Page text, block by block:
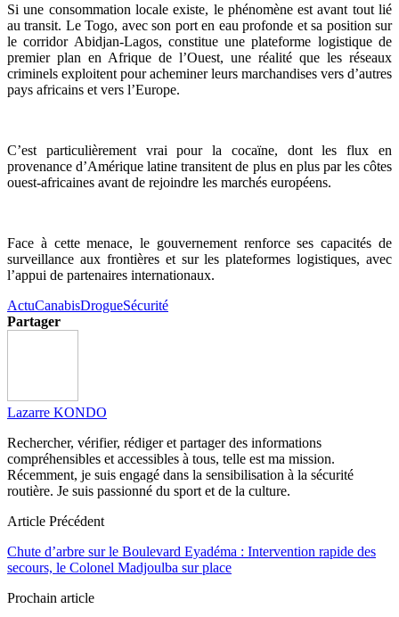
Si une consommation locale existe, le phénomène est avant tout lié
au transit. Le Togo, avec son port en eau profonde et sa position sur
le corridor Abidjan-Lagos, constitue une plateforme logistique de
premier plan en Afrique de l’Ouest, une réalité que les réseaux
criminels exploitent pour acheminer leurs marchandises vers d’autres
pays africains et vers l’Europe.
C’est particulièrement vrai pour la cocaïne, dont les flux en
provenance d’Amérique latine transitent de plus en plus par les côtes
ouest-africaines avant de rejoindre les marchés européens.
Face à cette menace, le gouvernement renforce ses capacités de
surveillance aux frontières et sur les plateformes logistiques, avec
l’appui de partenaires internationaux.
ActuCanabisDrogueSécurité
Partager
Lazarre KONDO
Rechercher, vérifier, rédiger et partager des informations
compréhensibles et accessibles à tous, telle est ma mission.
Récemment, je suis engagé dans la sensibilisation à la sécurité
routière. Je suis passionné du sport et de la culture.
Article Précédent
Chute d’arbre sur le Boulevard Eyadéma : Intervention rapide des
secours, le Colonel Madjoulba sur place
Prochain article